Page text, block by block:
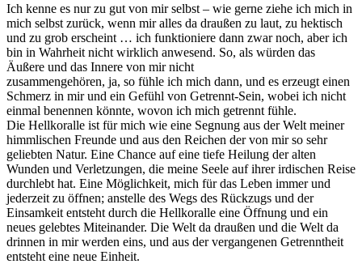
Ich kenne es nur zu gut von mir selbst – wie gerne ziehe ich mich in
mich selbst zurück, wenn mir alles da draußen zu laut, zu hektisch
und zu grob erscheint … ich funktioniere dann zwar noch, aber ich
bin in Wahrheit nicht wirklich anwesend. So, als würden das
Äußere und das Innere von mir nicht
zusammengehören, ja, so fühle ich mich dann, und es erzeugt einen
Schmerz in mir und ein Gefühl von Getrennt-Sein, wobei ich nicht
einmal benennen könnte, wovon ich mich getrennt fühle.
Die Hellkoralle ist für mich wie eine Segnung aus der Welt meiner
himmlischen Freunde und aus den Reichen der von mir so sehr
geliebten Natur. Eine Chance auf eine tiefe Heilung der alten
Wunden und Verletzungen, die meine Seele auf ihrer irdischen Reise
durchlebt hat. Eine Möglichkeit, mich für das Leben immer und
jederzeit zu öffnen; anstelle des Wegs des Rückzugs und der
Einsamkeit entsteht durch die Hellkoralle eine Öffnung und ein
neues gelebtes Miteinander. Die Welt da draußen und die Welt da
drinnen in mir werden eins, und aus der vergangenen Getrenntheit
entsteht eine neue Einheit.